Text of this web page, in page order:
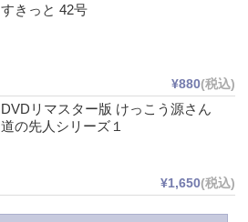
すきっと 42号
¥880(税込)
DVDリマスター版 けっこう源さん
道の先人シリーズ１
¥1,650(税込)